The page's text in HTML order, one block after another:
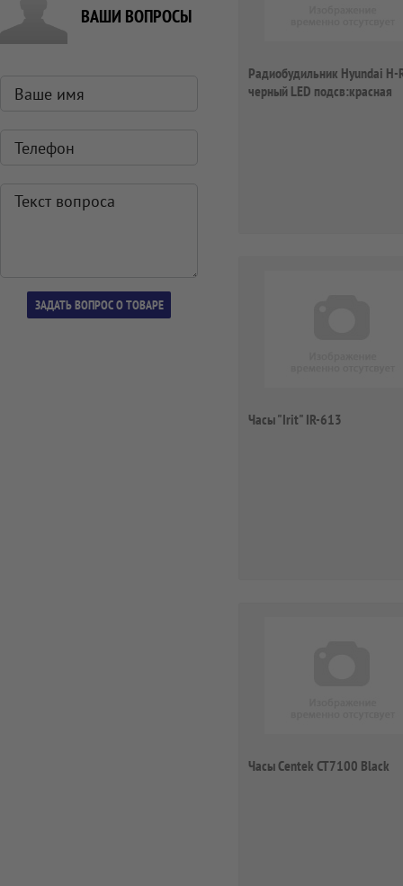
ВАШИ ВОПРОСЫ
Радиобудильник Hyundai H-
черный LED подсв:красная
Часы "Irit" IR-613
Часы Centek CT7100 Black